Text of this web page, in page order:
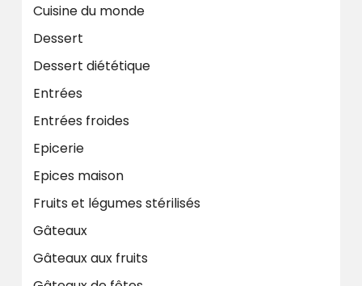
Cuisine du monde
Dessert
Dessert diététique
Entrées
Entrées froides
Epicerie
Epices maison
Fruits et légumes stérilisés
Gâteaux
Gâteaux aux fruits